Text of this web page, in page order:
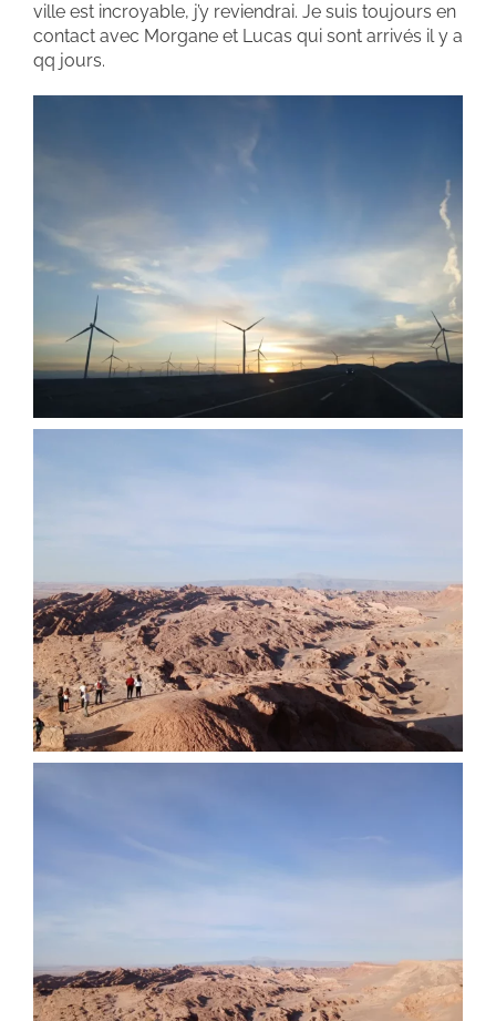
ville est incroyable, j’y reviendrai. Je suis toujours en
contact avec Morgane et Lucas qui sont arrivés il y a
qq jours.